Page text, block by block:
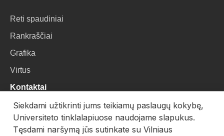
Reti spaudiniai
Rankraščiai
Grafika
Virtus
Kontaktai
VU Biblioteka
Universiteto g. 3, LT-01122, Vilnius
Siekdami užtikrinti jums teikiamų paslaugų kokybę,
Universiteto tinklalapiuose naudojame slapukus.
Tęsdami naršymą jūs sutinkate su Vilniaus